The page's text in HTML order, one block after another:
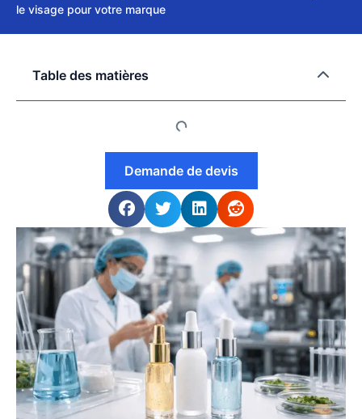
le visage pour votre marque
Table des matières
Demande de devis